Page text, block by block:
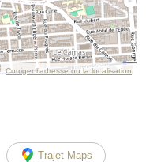
Corriger l’adresse ou la localisation
Trajet Maps